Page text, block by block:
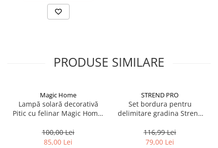
Furtunuri gradinarit
Ghivece si suporturi
Lopeti si unelte deszapezit
Mobilier gradina
Mufe si conectori irigare
Panouri si elemente gard
PRODUSE SIMILARE
Magic Home
Lampă solară decorativă
Pitic cu felinar Magic Home,
pentru grădină și curte
100,00 Lei
85,00 Lei
STREND PRO
Set bordura pentru
delimitare gradina Strend
lungime totala 4.8 m
116,99 Lei
79,00 Lei